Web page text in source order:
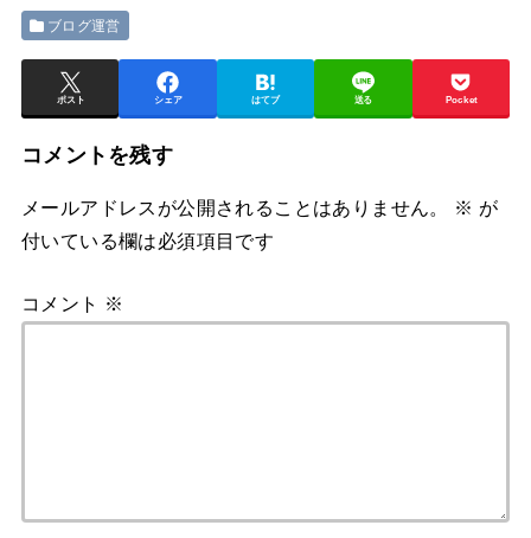
ブログ運営
ポスト シェア はてブ 送る Pocket
コメントを残す
メールアドレスが公開されることはありません。 ※ が
付いている欄は必須項目です
コメント ※